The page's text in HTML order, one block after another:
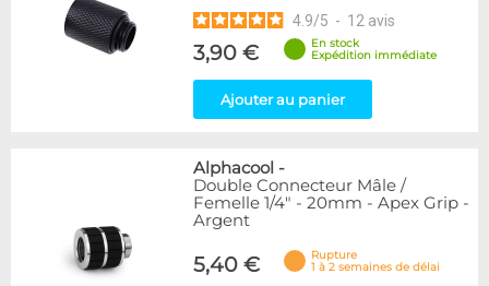
4.9/5 - 12 avis
3,90 €
En stock
Expédition immédiate
Ajouter au panier
Alphacool -
Double Connecteur Mâle /
Femelle 1/4" - 20mm - Apex Grip -
Argent
5,40 €
Rupture
1 à 2 semaines de délai